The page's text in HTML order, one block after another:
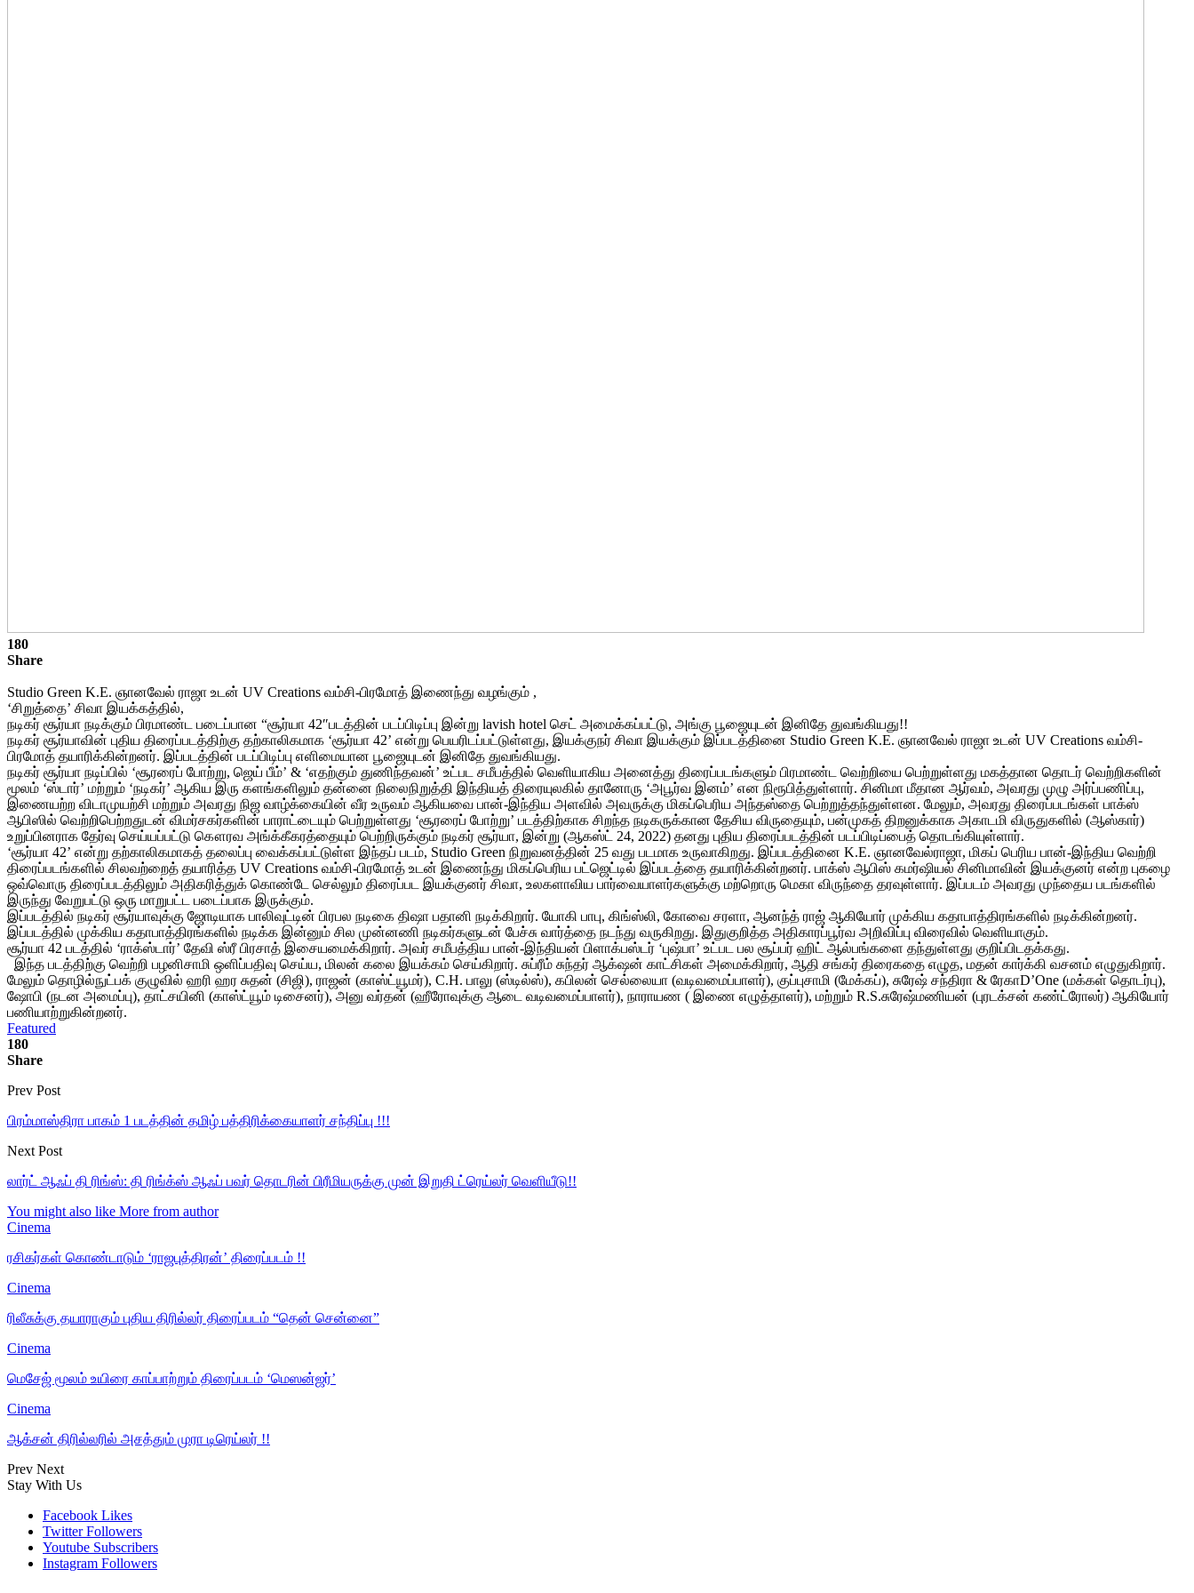
180
Share
Studio Green K.E. ஞானவேல் ராஜா உடன் UV Creations வம்சி-பிரமோத் இணைந்து வழங்கும் ,
‘சிறுத்தை’ சிவா இயக்கத்தில்,
நடிகர் சூர்யா நடிக்கும் பிரமாண்ட படைப்பான “சூர்யா 42″படத்தின் படப்பிடிப்பு இன்று lavish hotel செட் அமைக்கப்பட்டு, அங்கு பூஜையுடன் இனிதே துவங்கியது!!
நடிகர் சூர்யாவின் புதிய திரைப்படத்திற்கு தற்காலிகமாக ‘சூர்யா 42’ என்று பெயரிடப்பட்டுள்ளது, இயக்குநர் சிவா இயக்கும் இப்படத்தினை Studio Green K.E. ஞானவேல் ராஜா உடன் UV Creations வம்சி-
பிரமோத் தயாரிக்கின்றனர். இப்படத்தின் படப்பிடிப்பு எளிமையான பூஜையுடன் இனிதே துவங்கியது.
நடிகர் சூர்யா நடிப்பில் ‘சூரரைப் போற்று, ஜெய் பீம்’ & ‘எதற்கும் துணிந்தவன்’ உட்பட சமீபத்தில் வெளியாகிய அனைத்து திரைப்படங்களும் பிரமாண்ட வெற்றியை பெற்றுள்ளது மகத்தான தொடர் வெற்றிகளின்
மூலம் ‘ஸ்டார்’ மற்றும் ‘நடிகர்’ ஆகிய இரு களங்களிலும் தன்னை நிலைநிறுத்தி இந்தியத் திரையுலகில் தானோரு ‘அபூர்வ இனம்’ என நிரூபித்துள்ளார். சினிமா மீதான ஆர்வம், அவரது முழு அர்ப்பணிப்பு,
இணையற்ற விடாமுயற்சி மற்றும் அவரது நிஜ வாழ்க்கையின் வீர உருவம் ஆகியவை பான்-இந்திய அளவில் அவருக்கு மிகப்பெரிய அந்தஸ்தை பெற்றுத்தந்துள்ளன. மேலும், அவரது திரைப்படங்கள் பாக்ஸ்
ஆபிஸில் வெற்றிபெற்றதுடன் விமர்சகர்களின் பாராட்டையும் பெற்றுள்ளது ‘சூரரைப் போற்று’ படத்திற்காக சிறந்த நடிகருக்கான தேசிய விருதையும், பன்முகத் திறனுக்காக அகாடமி விருதுகளில் (ஆஸ்கார்)
உறுப்பினராக தேர்வு செய்யப்பட்டு கௌரவ அங்க்கீகரத்தையும் பெற்றிருக்கும் நடிகர் சூர்யா, இன்று (ஆகஸ்ட் 24, 2022) தனது புதிய திரைப்படத்தின் படப்பிடிப்பைத் தொடங்கியுள்ளார்.
‘சூர்யா 42’ என்று தற்காலிகமாகத் தலைப்பு வைக்கப்பட்டுள்ள இந்தப் படம், Studio Green நிறுவனத்தின் 25 வது படமாக உருவாகிறது. இப்படத்தினை K.E. ஞானவேல்ராஜா, மிகப் பெரிய பான்-இந்திய வெற்றி
திரைப்படங்களில் சிலவற்றைத் தயாரித்த UV Creations வம்சி-பிரமோத் உடன் இணைந்து மிகப்பெரிய பட்ஜெட்டில் இப்படத்தை தயாரிக்கின்றனர். பாக்ஸ் ஆபிஸ் கமர்ஷியல் சினிமாவின் இயக்குனர் என்ற புகழை
ஒவ்வொரு திரைப்படத்திலும் அதிகரித்துக் கொண்டே செல்லும் திரைப்பட இயக்குனர் சிவா, உலகளாவிய பார்வையாளர்களுக்கு மற்றொரு மெகா விருந்தை தரவுள்ளார். இப்படம் அவரது முந்தைய படங்களில்
இருந்து வேறுபட்டு ஒரு மாறுபட்ட படைப்பாக இருக்கும்.
இப்படத்தில் நடிகர் சூர்யாவுக்கு ஜோடியாக பாலிவுட்டின் பிரபல நடிகை திஷா பதானி நடிக்கிறார். யோகி பாபு, கிங்ஸ்லி, கோவை சரளா, ஆனந்த் ராஜ் ஆகியோர் முக்கிய கதாபாத்திரங்களில் நடிக்கின்றனர்.
இப்படத்தில் முக்கிய கதாபாத்திரங்களில் நடிக்க இன்னும் சில முன்னணி நடிகர்களுடன் பேச்சு வார்த்தை நடந்து வருகிறது. இதுகுறித்த அதிகாரப்பூர்வ அறிவிப்பு விரைவில் வெளியாகும்.
சூர்யா 42 படத்தில் ‘ராக்ஸ்டார்’ தேவி ஸ்ரீ பிரசாத் இசையமைக்கிறார். அவர் சமீபத்திய பான்-இந்தியன் பிளாக்பஸ்டர் ‘புஷ்பா’ உட்பட பல சூப்பர் ஹிட் ஆல்பங்களை தந்துள்ளது குறிப்பிடதக்கது.
இந்த படத்திற்கு வெற்றி பழனிசாமி ஒளிப்பதிவு செய்ய, மிலன் கலை இயக்கம் செய்கிறார். சுப்ரீம் சுந்தர் ஆக்‌ஷன் காட்சிகள் அமைக்கிறார், ஆதி சங்கர் திரைகதை எழுத, மதன் கார்க்கி வசனம் எழுதுகிறார்.
மேலும் தொழில்நுட்பக் குழுவில் ஹரி ஹர சுதன் (சிஜி), ராஜன் (காஸ்ட்யூமர்), C.H. பாலு (ஸ்டில்ஸ்), கபிலன் செல்லையா (வடிவமைப்பாளர்), குப்புசாமி (மேக்கப்), சுரேஷ் சந்திரா & ரேகாD’One (மக்கள் தொடர்பு),
ஷோபி (நடன அமைப்பு), தாட்சயினி (காஸ்ட்யூம் டிசைனர்), அனு வர்தன் (ஹீரோவுக்கு ஆடை வடிவமைப்பாளர்), நாராயண ( இணை எழுத்தாளர்), மற்றும் R.S.சுரேஷ்மணியன் (புரடக்சன் கண்ட்ரோலர்) ஆகியோர்
பணியாற்றுகின்றனர்.
Featured
180
Share
Prev Post
பிரம்மாஸ்திரா பாகம் 1 படத்தின் தமிழ் பத்திரிக்கையாளர் சந்திப்பு !!!
Next Post
லார்ட் ஆஃப் தி ரிங்ஸ்: தி ரிங்க்ஸ் ஆஃப் பவர் தொடரின் பிரீமியருக்கு முன் இறுதி ட்ரெய்லர் வெளியீடு!!
You might also like More from author
Cinema
ரசிகர்கள் கொண்டாடும் ‘ராஜபுத்திரன்’ திரைப்படம் !!
Cinema
ரிலீசுக்கு தயாராகும் புதிய திரில்லர் திரைப்படம் “தென் சென்னை”
Cinema
மெசேஜ் மூலம் உயிரை காப்பாற்றும் திரைப்படம் ‘மெஸன்ஜர்’
Cinema
ஆக்சன் திரில்லரில் அசத்தும் முரா டிரெய்லர் !!
Prev Next
Stay With Us
Facebook Likes
Twitter Followers
Youtube Subscribers
Instagram Followers